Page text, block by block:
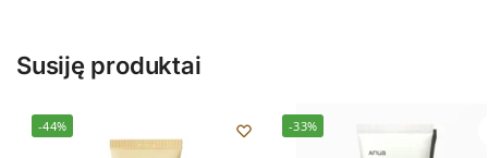
Susiję produktai
-44% -33%